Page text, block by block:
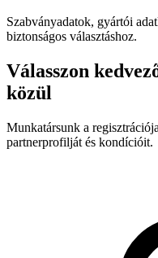
Szabványadatok, gyártói
biztonságos választáshoz.
Válasszon
közül
Munkatársunk a
partnerprofilját és kondícióit.